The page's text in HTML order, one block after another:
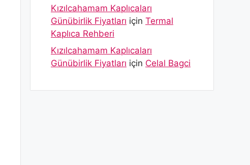
Kızılcahamam Kaplıcaları
Günübirlik Fiyatları için Termal
Kaplıca Rehberi
Kızılcahamam Kaplıcaları
Günübirlik Fiyatları için Celal Bagci